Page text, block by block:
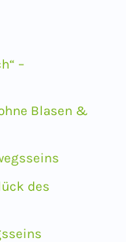
–
Blasen &
des